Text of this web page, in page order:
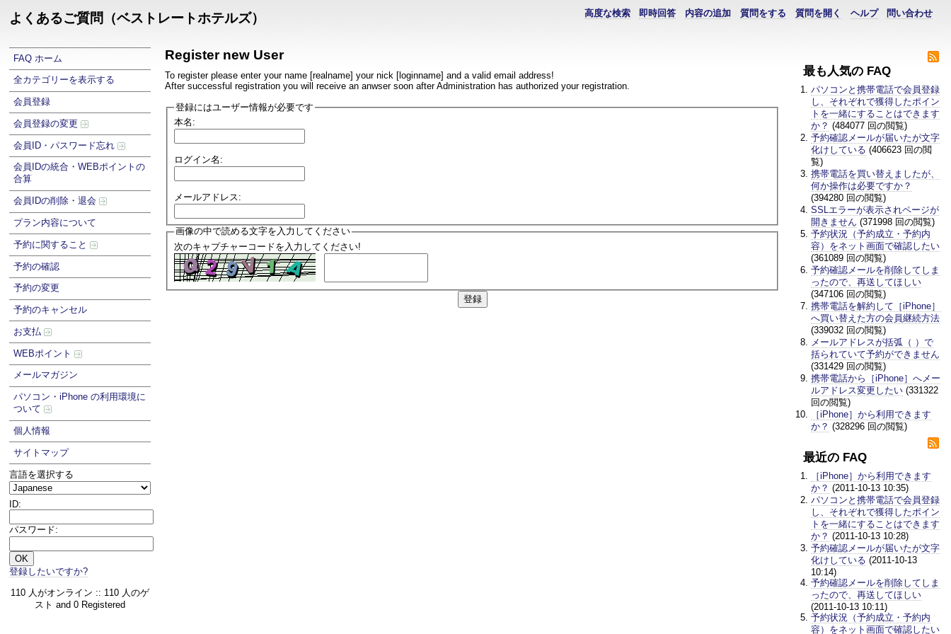
よくあるご質問（ベストレートホテルズ） 問い合わせ
ヘルプ
質問を開く
質問をする
内容の追加
即時回答
高度な検索
FAQ ホーム
全カテゴリーを表示する
会員登録
会員登録の変更
会員ID・パスワード忘れ
会員IDの統合・WEBポイントの
合算
会員IDの削除・退会
プラン内容について
予約に関すること
予約の確認
予約の変更
予約のキャンセル
お支払
WEBポイント
メールマガジン
パソコン・iPhone の利用環境に
ついて
個人情報
サイトマップ
言語を選択する
ID:
パスワード:
登録したいですか?
110 人がオンライン :: 110 人のゲ
スト and 0 Registered
最も人気の FAQ
パソコンと携帯電話で会員登録
し、それぞれで獲得したポイン
トを一緒にすることはできます
か？ (484077 回の閲覧)
予約確認メールが届いたが文字
化けしている (406623 回の閲
覧)
携帯電話を買い替えましたが、
何か操作は必要ですか？
(394280 回の閲覧)
SSLエラーが表示されページが
開きません (371998 回の閲覧)
予約状況（予約成立・予約内
容）をネット画面で確認したい
(361089 回の閲覧)
予約確認メールを削除してしま
ったので、再送してほしい
(347106 回の閲覧)
携帯電話を解約して［iPhone］
へ買い替えた方の会員継続方法
(339032 回の閲覧)
メールアドレスが括弧（ ）で
括られていて予約ができません
(331429 回の閲覧)
携帯電話から［iPhone］へメー
ルアドレス変更したい (331322
回の閲覧)
［iPhone］から利用できます
か？ (328296 回の閲覧)
最近の FAQ
［iPhone］から利用できます
か？ (2011-10-13 10:35)
パソコンと携帯電話で会員登録
し、それぞれで獲得したポイン
トを一緒にすることはできます
か？ (2011-10-13 10:28)
予約確認メールが届いたが文字
化けしている (2011-10-13
10:14)
予約確認メールを削除してしま
ったので、再送してほしい
(2011-10-13 10:11)
予約状況（予約成立・予約内
容）をネット画面で確認したい
Register new User
To register please enter your name [realname] your nick [loginname] and a valid email address!
After successful registration you will receive an anwser soon after Administration has authorized your registration.
登録にはユーザー情報が必要です
本名:
ログイン名:
メールアドレス:
画像の中で読める文字を入力してください
次のキャプチャーコードを入力してください!